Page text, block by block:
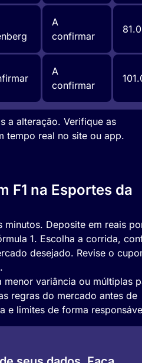
A
confirmar
A
confirmar
a alteração. Verifique as
tempo real no site ou app.
F1 na Esportes da
minutos. Deposite em reais
1. Escolha a corrida,
desejado. Revise o
menor variância ou múltiplas
regras do mercado antes de
e limites de forma